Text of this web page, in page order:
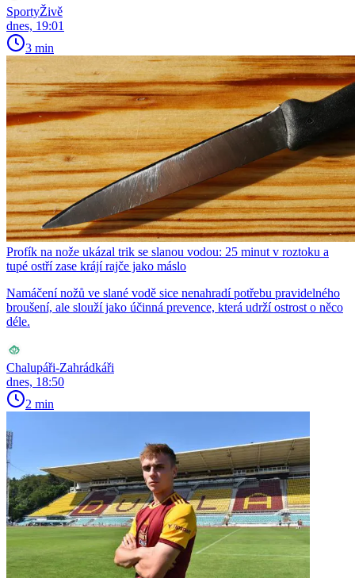
SportyŽivě
dnes, 19:01
3 min
Profík na nože ukázal trik se slanou vodou: 25 minut v roztoku a
tupé ostří zase krájí rajče jako máslo
Namáčení nožů ve slané vodě sice nenahradí potřebu pravidelného
broušení, ale slouží jako účinná prevence, která udrží ostrost o něco
déle.
Chalupáři-Zahrádkáři
dnes, 18:50
2 min